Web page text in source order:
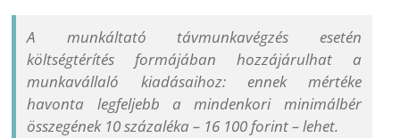
A munkáltató távmunkavégzés esetén
költségtérítés formájában hozzájárulhat a
munkavállaló kiadásaihoz: ennek mértéke
havonta legfeljebb a mindenkori minimálbér
összegének 10 százaléka – 16 100 forint – lehet.